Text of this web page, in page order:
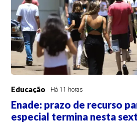
Educação Há 11 horas
Enade: prazo de recurso
especial termina nesta